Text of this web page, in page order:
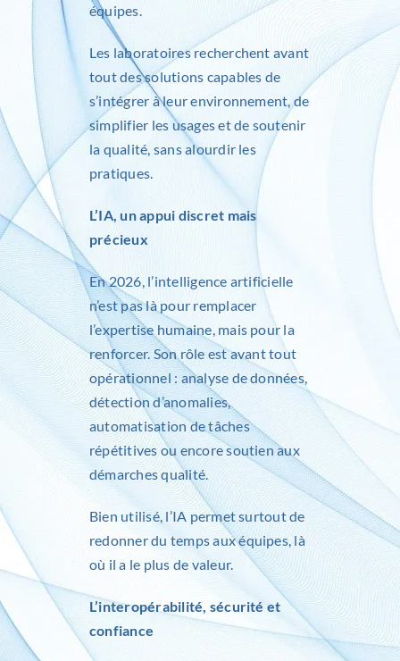
équipes.
Les laboratoires recherchent avant
tout des solutions capables de
s’intégrer à leur environnement, de
simplifier les usages et de soutenir
la qualité, sans alourdir les
pratiques.
L’IA, un appui discret mais
précieux
En 2026, l’intelligence artificielle
n’est pas là pour remplacer
l’expertise humaine, mais pour la
renforcer. Son rôle est avant tout
opérationnel : analyse de données,
détection d’anomalies,
automatisation de tâches
répétitives ou encore soutien aux
démarches qualité.
Bien utilisé, l’IA permet surtout de
redonner du temps aux équipes, là
où il a le plus de valeur.
L’interopérabilité, sécurité et
confiance